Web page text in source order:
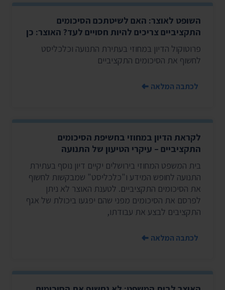
השופט לאוצר: האם לשיטתכם הסיכומים
התקציביים צריכים להיות חסויים לעד? האוצר: כן
פרוטוקול הדיון במחוזי בעתירת התנועה וכלכליסט
לחשוף את הסיכומים התקציביים
לכתבה המלאה
לקראת הדיון במחוזי בחשיפת הסיכומים
התקציביים – עיקרי הטיעון של התנועה
בית המשפט המחוזי בירושלים יקיים דיון נוסף בעתירת
התנועה לחופש המידע ו"כלכליסט" שמבקשות לחשוף
את הסיכומים התקציביים. לטענת האוצר לא ניתן
לפרסם את הסיכומים מפני שהם יפגעו ביכולת של אגף
התקציבים לבצע את עבודתו,
לכתבה המלאה